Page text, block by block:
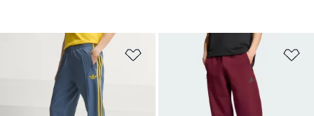
Přidat do seznamu přání